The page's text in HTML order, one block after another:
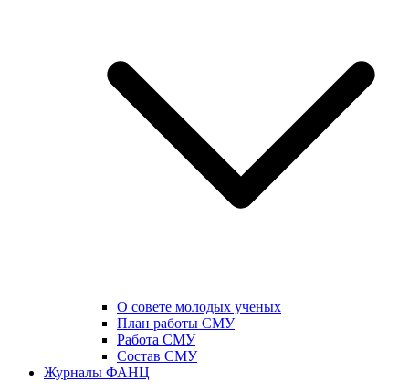
О совете молодых ученых
План работы СМУ
Работа СМУ
Состав СМУ
Журналы ФАНЦ